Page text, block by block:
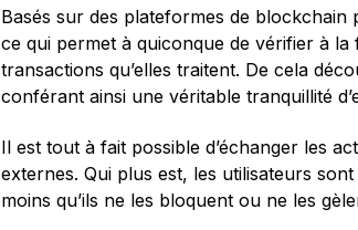
Basés sur des plateformes de blockchain
ce qui permet à quiconque de vérifier à
transactions qu’elles traitent. De cela
conférant ainsi une véritable tranquillité
Il est tout à fait possible d’échanger les
externes. Qui plus est, les utilisateurs
moins qu’ils ne les bloquent ou ne les